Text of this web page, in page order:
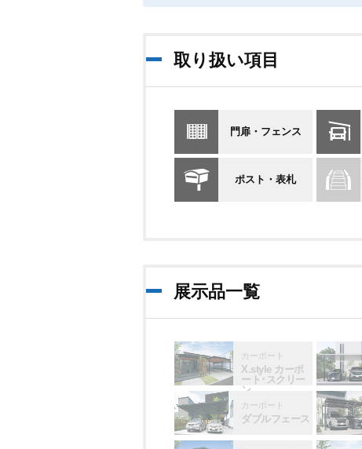
取り扱い項目
門扉・フェンス
ポスト・表札
展示品一覧
カーポート
X.style カーポ
ート･スクリー
ン
カーポート
ダブルフェース